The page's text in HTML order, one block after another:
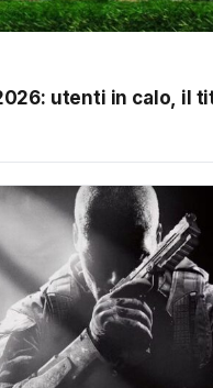
utenti in calo, il